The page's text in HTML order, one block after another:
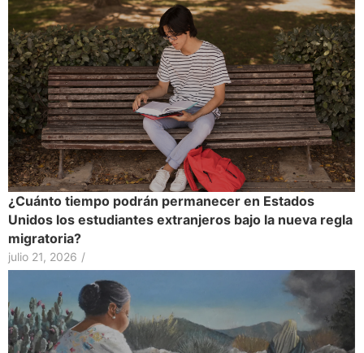
¿Cuánto tiempo podrán permanecer en Estados
Unidos los estudiantes extranjeros bajo la nueva regla
migratoria?
julio 21, 2026 /